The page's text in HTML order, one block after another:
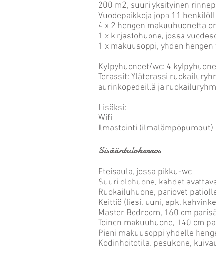
200 m2, suuri yksityinen
Vuodepaikkoja jopa 11
4 x 2 hengen makuuhuonetta
1 x kirjastohuone, jossa
1 x makuusoppi, yhden hengen
Kylpyhuoneet/wc: 4
Terassit: Yläterassi
aurinkopedeillä ja
Lisäksi:
Wifi
Ilmastointi (ilmalämpöpumput)
Sisääntulokerros
Eteisaula, jossa pikku-wc
Suuri olohuone, kahdet
Ruokailuhuone, pariovet
Keittiö (liesi, uuni, apk,
Master Bedroom, 160 cm
Toinen makuuhuone, 140 cm
Pieni makuusoppi yhdelle
Kodinhoitotila, pesukone,